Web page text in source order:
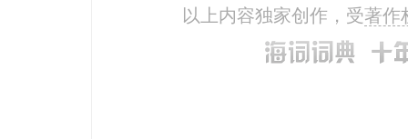
以上内容独家创作，受著作